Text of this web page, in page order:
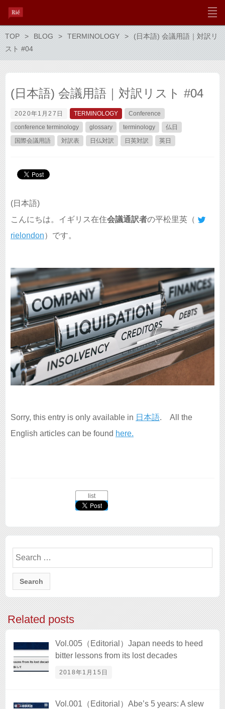
TOP BLOG TERMINOLOGY
(日本語) 会議用語｜対訳リ
スト #04
(日本語) 会議用語｜対訳リスト #04
2020年1月27日 TERMINOLOGY
Conference
conference terminology
glossary terminology
仏日
国際会議用語
対訳表 日仏対訳 日英対訳 英日
(日本語)
こんにちは。イギリス在住会議通訳者の平松里英（
rielondon）です。
Sorry, this entry is only available in 日本語. All the
English articles can be found here.
list
Search
for:
Related posts
Vol.005（Editorial）Japan needs to heed
bitter lessons from its lost decades
2018年1月15日
Vol.001（Editorial）Abe’s 5 years: A slew